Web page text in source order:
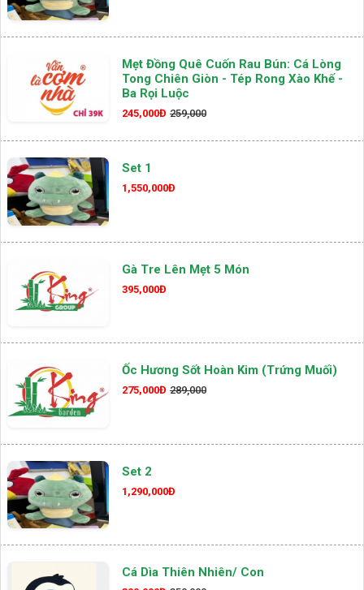
Mẹt Đồng Quê Cuốn Rau Bún: Cá Lòng
Tong Chiên Giòn - Tép Rong Xào Khế -
Ba Rọi Luộc
245,000Đ 259,000
Set 1
1,550,000Đ
Gà Tre Lên Mẹt 5 Món
395,000Đ
Ốc Hương Sốt Hoàn Kim (Trứng Muối)
275,000Đ 289,000
Set 2
1,290,000Đ
Cá Dìa Thiên Nhiên/ Con